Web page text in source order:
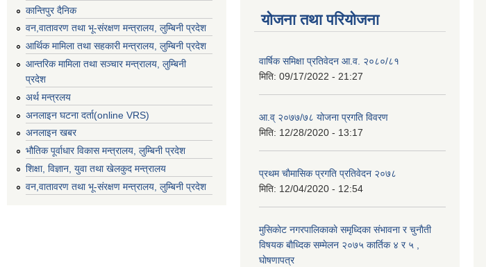
कान्तिपुर दैनिक
वन,वातावरण तथा भू-संरक्षण मन्त्रालय, लुम्बिनी प्रदेश
आर्थिक मामिला तथा सहकारी मन्त्रालय, लुम्बिनी प्रदेश
आन्तरिक मामिला तथा सञ्चार मन्त्रालय, लुम्बिनी
प्रदेश
अर्थ मन्त्रलय
अनलाइन घटना दर्ता(online VRS)
अनलाइन खबर
भौतिक पूर्वाधार विकास मन्त्रालय, लुम्बिनी प्रदेश
शिक्षा, विज्ञान, युवा तथा खेलकुद मन्‍‍त्रालय
वन,वातावरण तथा भू-संरक्षण मन्त्रालय, लुम्बिनी प्रदेश
योजना तथा परियोजना
वार्षिक समिक्षा प्रतिवेदन आ.व. २०८०/८१
मिति: 09/17/2022 - 21:27
आ.व् २०७७/७८ योजना प्रगति विवरण
मिति: 12/28/2020 - 13:17
प्रथम चाैमासिक प्रगति प्रतिवेदन २०७८
मिति: 12/04/2020 - 12:54
मुसिकाेट नगरपालिकाकाे समृध्दिका संभावना र चुनाैती
विषयक बाैध्दिक सम्मेलन २०७५ कार्तिक ४ र ५ ,
घाेषणापत्र